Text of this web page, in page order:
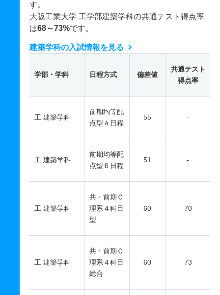
す。
大阪工業大学 工学部建築学科の共通テスト得点率
は68～73%です。
建築学科の入試情報を見る
学部・学科 日程方式 偏差値
共通テスト
得点率
工 建築学科
前期均等配
点型Ａ日程
55 -
工 建築学科
前期均等配
点型Ｂ日程
51 -
工 建築学科
共・前期Ｃ
理系４科目
型
60 70
工 建築学科
共・前期Ｃ
理系４科目
総合
60 73